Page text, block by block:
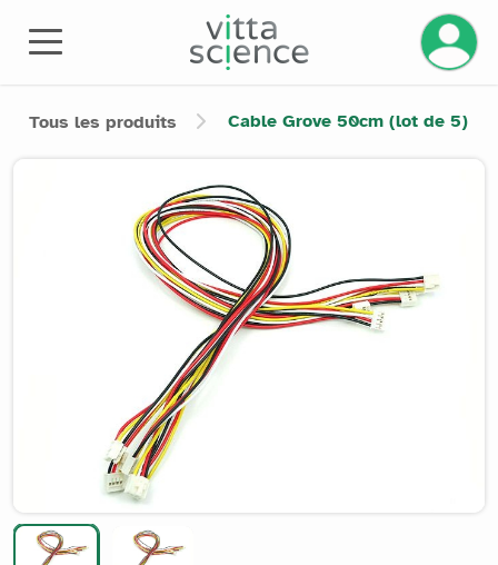
Gérez
Tous les produits Cable Grove 50cm (lot de 5)